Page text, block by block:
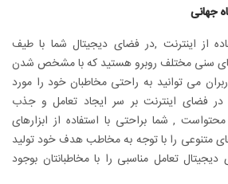
جهانی
از اینترنت ,در فضای دیجیتال شما با طیف
های سنی مختلف روبرو هستید که با مشخص شدن
می توانید به راحتی مخاطبان خود را مورد
فضای اینترنت بر سر ایجاد تعامل و جذب
, شما براحتی با استفاده از ابزارهای
متنوعی را با توجه به مخاطب هدف خود تولید
تعامل مناسبی را با مخاطبانتان بوجود